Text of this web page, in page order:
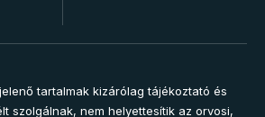
tartalmak kizárólag tájékoztató és
szolgálnak, nem helyettesítik az orvosi,